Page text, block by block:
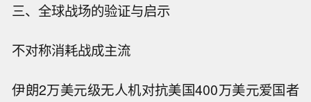
三、全球战场的验证与启示
不对称消耗战成主流
伊朗2万美元级无人机对抗美国400万美元爱国者